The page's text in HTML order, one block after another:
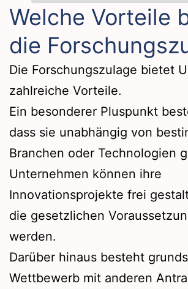
Welche Vorteile
die
Die Forschungszulage bietet
zahlreiche Vorteile.
Ein besonderer Pluspunkt
dass sie unabhängig von
Branchen oder Technologien
Unternehmen können ihre
Innovationsprojekte frei
die gesetzlichen
werden.
Darüber hinaus besteht
Wettbewerb mit anderen